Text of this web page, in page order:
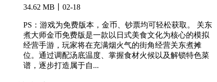
34.62 MB丨02-18
PS：游戏为免费版本，金币、钞票均可轻松获取。 关东
煮大师金币免费版是一款以日式美食文化为核心的模拟
经营手游，玩家将在充满烟火气的街角经营关东煮摊
位。通过调配汤底温度、掌握食材火候以及解锁特色菜
谱，逐步打造属于自...